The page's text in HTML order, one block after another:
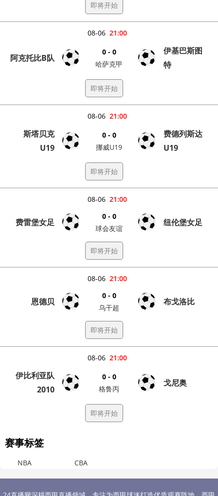
即将开始
21:00
08-06
阿克托比B队
0 - 0
哈萨克甲
伊基巴斯图
特
即将开始
21:00
08-06
斯塔贝克
U19
0 - 0
挪威U19
费德列斯达
U19
即将开始
21:00
08-06
费雷堡女足
0 - 0
球会友谊
纽伦堡女足
即将开始
21:00
08-06
恩德贝
0 - 0
乌干超
布戈洛比
即将开始
21:00
08-06
伊比利亚队
2010
0 - 0
格鲁丙
戈尼奥
即将开始
赛事标签
NBA CBA